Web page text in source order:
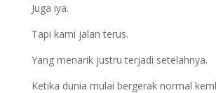
Juga iya.
Tapi kami jalan terus.
Yang menarik justru terjadi setelahnya.
Ketika dunia mulai bergerak normal